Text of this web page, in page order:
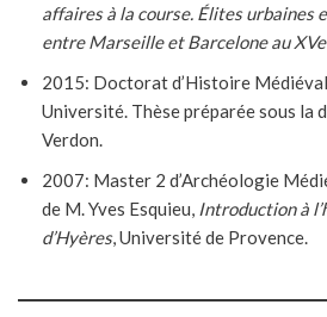
affaires à la course. Élites urbaines
entre Marseille et Barcelone au XVe
2015: Doctorat d’Histoire
Université. Thèse préparée sous la
Verdon.
2007: Master 2 d’Archéologie
de M. Yves Esquieu, Introduction à
d’Hyères, Université de Provence.